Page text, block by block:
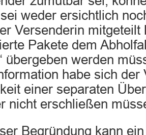
weder ersichtlich
Versenderin mitgeteilt
Pakete dem
übergeben werden
habe sich der
einer separaten
nicht erschließen
Begründung kann